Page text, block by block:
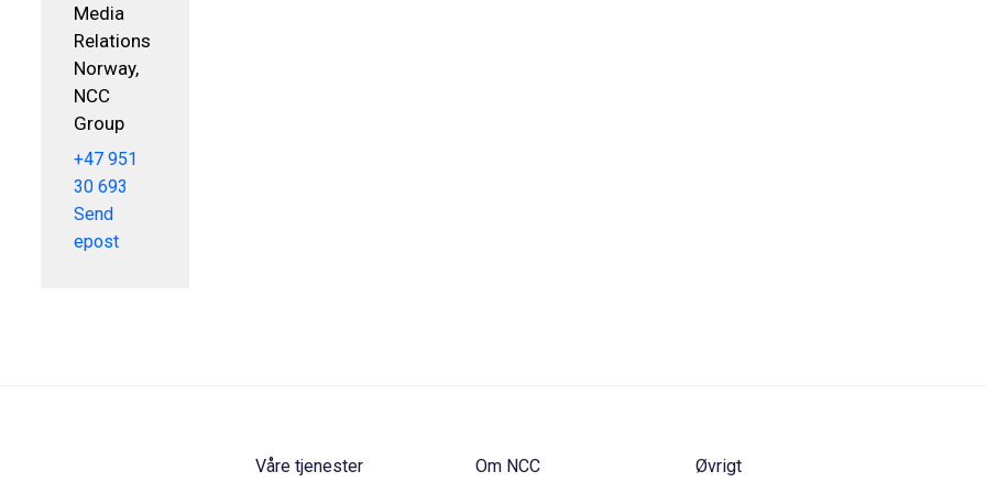
Media
Relations
Norway,
NCC
Group
+47 951
30 693
Send
epost
Våre tjenester Om NCC Øvrigt